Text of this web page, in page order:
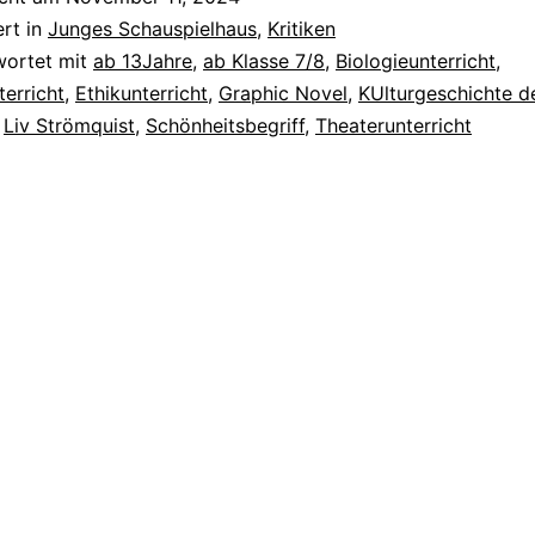
in Junges Schauspielhaus, Kritiken
mit ab 13Jahre, ab Klasse 7/8, Biologieunterricht,
, Ethikunterricht, Graphic Novel, KUlturgeschichte
Liv Strömquist, Schönheitsbegriff, Theaterunterricht